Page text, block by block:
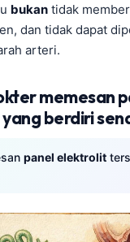
bukan tidak
dan tidak dapat
arteri.
memesan
berdiri
panel elektrolit